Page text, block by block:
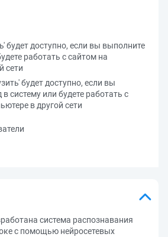
будет доступно, если вы выполните
работать с сайтом на
сети
будет доступно, если вы
систему или будете работать с
в другой сети
система распознавания
с помощью нейросетевых